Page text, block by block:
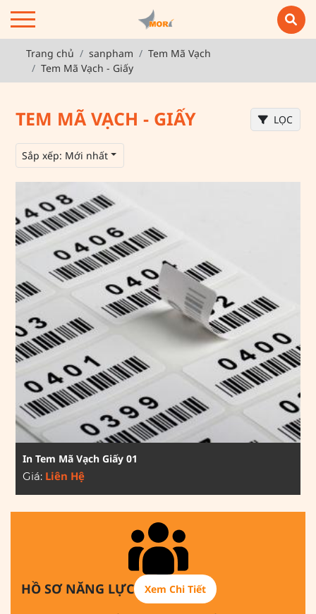
Trang chủ sanpham
Tem Mã Vạch
Tem Mã Vạch - Giấy
TEM MÃ VẠCH - GIẤY LỌC
Sắp xếp: Mới nhất
In Tem Mã Vạch Giấy 01
Giá: Liên Hệ
HỒ SƠ NĂNG LỰC Xem Chi Tiết